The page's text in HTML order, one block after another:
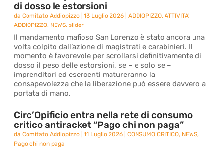
di dosso le estorsioni
daComitato Addiopizzo |13 Luglio 2026 |ADDIOPIZZO,ATTIVITA'
ADDIOPIZZO, NEWS,slider
Il mandamento mafioso San Lorenzo è stato ancora una
volta colpito dall’azione di magistrati e carabinieri. Il
momento è favorevole per scrollarsi definitivamente di
dosso il peso delle estorsioni, se – e solo se –
imprenditori ed esercenti matureranno la
consapevolezza che la liberazione può essere davvero a
portata di mano.
Circ’Opificio entra nella rete di consumo
critico antiracket “Pago chi non paga”
daComitato Addiopizzo |11 Luglio 2026 |CONSUMO CRITICO, NEWS,
Pago chi non paga